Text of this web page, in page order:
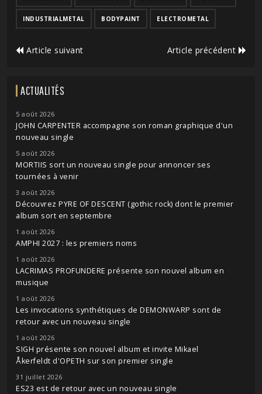
INDUSTRIALMETAL BODYPAINT ELECTROMETAL
Article suivant Article précédent
ACTUALITÉS
5 août 2026
JOHN CARPENTER accompagne son roman graphique d'un
nouveau single
5 août 2026
MORTIIS sort un nouveau single pour annoncer ses
tournées à venir
3 août 2026
Découvrez PYRE OF DESCENT (gothic rock) dont le premier
album sort en septembre
1 août 2026
AMPHI 2027 : les premiers noms
1 août 2026
LACRIMAS PROFUNDERE présente son nouvel album en
musique
1 août 2026
Les invocations synthétiques de DEMONWARP sont de
retour avec un nouveau single
1 août 2026
SIGH présente son nouvel album et invite Mikael
Åkerfeldt d'OPETH sur son premier single
31 juillet 2026
ES23 est de retour avec un nouveau single